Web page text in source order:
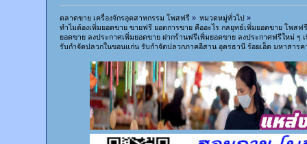
ตลาดขาย เครื่องจักรอุตสาหกรรม โพสฟรี» หมวดหมู่ทั่วไป »
ทำไมต้องเพิ่มยอดขาย ขายฟรี ยอดการขาย คืออะไร กลยุทธ์เพิ่มยอดขาย โพ
ยอดขาย ลงประกาศเพิ่มยอดขาย ฝากร้านฟรีเพิ่มยอดขาย ลงประกาศฟรีใหม่ ๆ
รับกำจัดปลวกในขอนแก่น รับกำจัดปลวกภาคอีสาน อุดรธานี ร้อยเอ็ด มหาสารค